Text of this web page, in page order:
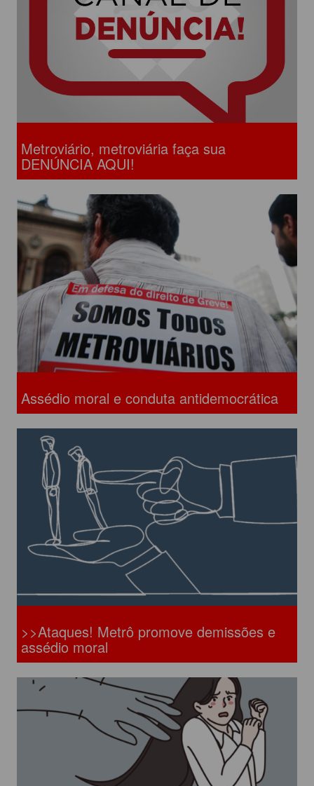
Metroviário, metroviária faça sua
DENÚNCIA AQUI!
Assédio moral e conduta antidemocrática
>>Ataques! Metrô promove demissões e
assédio moral